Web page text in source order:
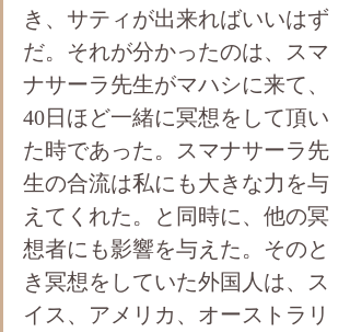
き、サティが出来ればいいはず
だ。それが分かったのは、スマ
ナサーラ先生がマハシに来て、
40日ほど一緒に冥想をして頂い
た時であった。スマナサーラ先
生の合流は私にも大きな力を与
えてくれた。と同時に、他の冥
想者にも影響を与えた。そのと
き冥想をしていた外国人は、ス
イス、アメリカ、オーストラリ